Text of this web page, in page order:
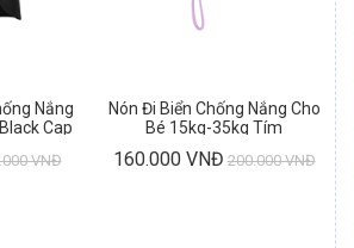
Nắng
Cap
VNĐ
Nón Đi Biển Chống Nắng Cho
Bé 15kg-35kg Tím
160.000 VNĐ 200.000 VNĐ